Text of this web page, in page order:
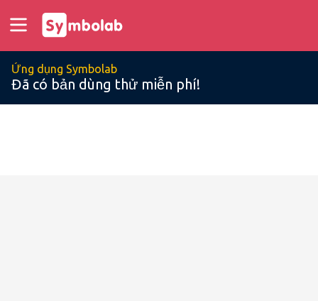
Ứng dụng Symbolab
Đã có bản dùng thử miễn phí!